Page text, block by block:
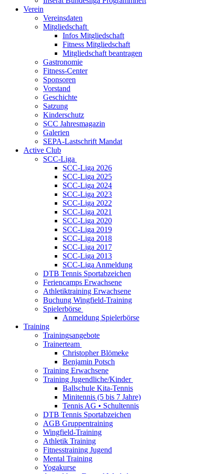
Verein
Vereinsdaten
Mitgliedschaft
Infos Mitgliedschaft
Fitness Mitgliedschaft
Mitgliedschaft beantragen
Gastronomie
Fitness-Center
Sponsoren
Vorstand
Geschichte
Satzung
Kinderschutz
SCC Jahresmagazin
Galerien
SEPA-Lastschrift Mandat
Active Club
SCC-Liga
SCC-Liga 2026
SCC-Liga 2025
SCC-Liga 2024
SCC-Liga 2023
SCC-Liga 2022
SCC-Liga 2021
SCC-Liga 2020
SCC-Liga 2019
SCC-Liga 2018
SCC-Liga 2017
SCC-Liga 2013
SCC-Liga Anmeldung
DTB Tennis Sportabzeichen
Feriencamps Erwachsene
Athletiktraining Erwachsene
Buchung Wingfield-Training
Spielerbörse
Anmeldung Spielerbörse
Training
Trainingsangebote
Trainerteam
Christopher Blömeke
Benjamin Potsch
Training Erwachsene
Training Jugendliche/Kinder
Ballschule Kita-Tennis
Minitennis (5 bis 7 Jahre)
Tennis AG • Schultennis
DTB Tennis Sportabzeichen
AGB Gruppentraining
Wingfield-Training
Athletik Training
Fitnesstraining Jugend
Mental Training
Yogakurse